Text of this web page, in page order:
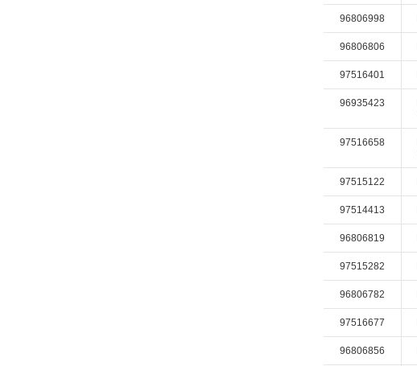
96806998
96806806
97516401
96935423
97516658
97515122
97514413
96806819
97515282
96806782
97516677
96806856